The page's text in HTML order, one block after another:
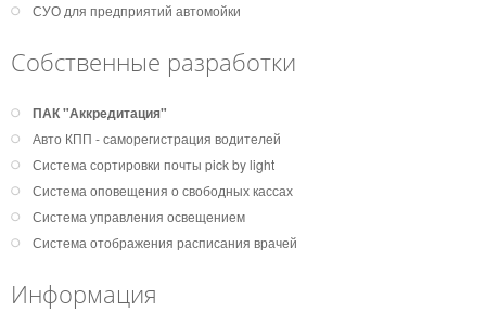
СУО для предприятий автомойки
Собственные разработки
ПАК "Аккредитация"
Авто КПП - саморегистрация водителей
Система сортировки почты pick by light
Система оповещения о свободных кассах
Система управления освещением
Система отображения расписания врачей
Информация